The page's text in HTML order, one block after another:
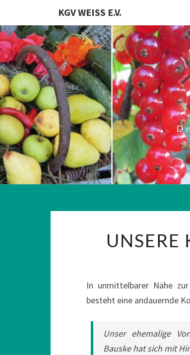
KGV WEISS E.V.
UNSERE
In unmittelbarer Nähe
besteht eine andauernde
Unser ehemalige
Bauske hat sich mit